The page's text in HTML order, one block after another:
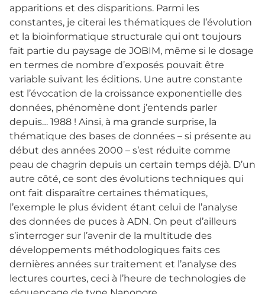
apparitions et des disparitions. Parmi les
constantes, je citerai les thématiques de l’évolution
et la bioinformatique structurale qui ont toujours
fait partie du paysage de JOBIM, même si le dosage
en termes de nombre d’exposés pouvait être
variable suivant les éditions. Une autre constante
est l’évocation de la croissance exponentielle des
données, phénomène dont j’entends parler
depuis… 1988 ! Ainsi, à ma grande surprise, la
thématique des bases de données – si présente au
début des années 2000 – s’est réduite comme
peau de chagrin depuis un certain temps déjà. D’un
autre côté, ce sont des évolutions techniques qui
ont fait disparaître certaines thématiques,
l’exemple le plus évident étant celui de l’analyse
des données de puces à ADN. On peut d’ailleurs
s’interroger sur l’avenir de la multitude des
développements méthodologiques faits ces
dernières années sur traitement et l’analyse des
lectures courtes, ceci à l’heure de technologies de